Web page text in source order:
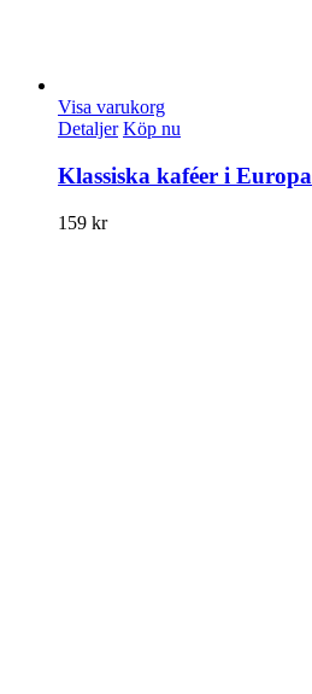
Visa varukorg
Detaljer Köp nu
Klassiska kaféer i Europa
159 kr